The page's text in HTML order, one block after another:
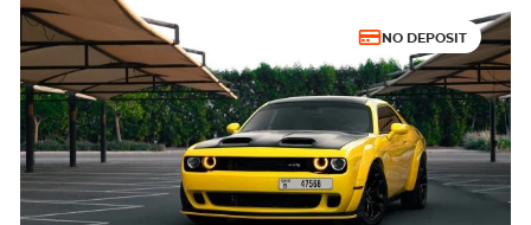
NO DEPOSIT